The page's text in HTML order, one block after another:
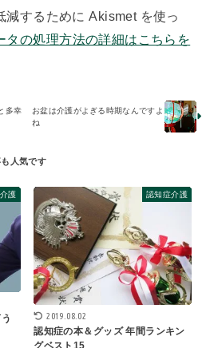
減するために Akismet を使っ
タの処理方法の詳細はこちらを
多幸
お盆は介護がよぎる時期なんですよ
ね
護 認知症介護
2019.08.02
認知症の本＆グッズ 年間ランキン
グベスト15